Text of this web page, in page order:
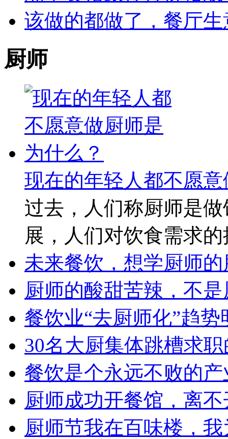
该做的都做了，餐厅
厨师
现在的年轻人都不愿
过去，人们称厨师是
展，人们对饮食需求
未来餐饮，想学厨师
厨师的酸甜苦辣，不
餐饮业“去厨师化”趋
30名大厨集体跳槽求
餐饮是个永远不败的
厨师成功开餐馆，离
厨师节我在百味楼，